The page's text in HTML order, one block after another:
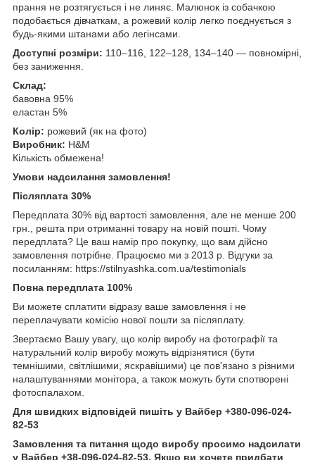
прання не розтягується і не линяє. Малюнок із собачкою
подобається дівчаткам, а рожевий колір легко поєднується з
будь-якими штанами або легінсами.
Доступні розміри: 110–116, 122–128, 134–140 — повномірні,
без заниження.
Склад:
бавовна 95%
еластан 5%
Колір: рожевий (як на фото)
Виробник: H&M
Кількість обмежена!
Умови надсилання замовлення!
Післяплата 30%
Передплата 30% від вартості замовлення, але не менше 200
грн., решта при отриманні товару на новій пошті. Чому
передплата? Це ваш намір про покупку, що вам дійсно
замовлення потрібне. Працюємо ми з 2013 р. Відгуки за
посиланням: https://stilnyashka.com.ua/testimonials
Повна передплата 100%
Ви можете сплатити відразу ваше замовлення і не
переплачувати комісію нової пошти за післяплату.
Звертаємо Вашу увагу, що колір виробу на фотографії та
натуральний колір виробу можуть відрізнятися (бути
темнішими, світлішими, яскравішими) це пов'язано з різними
налаштуваннями монітора, а також можуть бути спотворені
фотоспалахом.
Для швидких відповідей пишіть у Вайбер +380-096-024-
82-53
Замовлення та питання щодо виробу просимо надсилати
у Вайбер +38-096-024-82-53. Якщо ви хочете придбати